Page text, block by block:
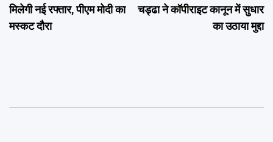
मिलेगी नई रफ्तार, पीएम मोदी का
मस्कट दौरा
चड्ढा ने कॉपीराइट कानून में सुधार
का उठाया मुद्दा